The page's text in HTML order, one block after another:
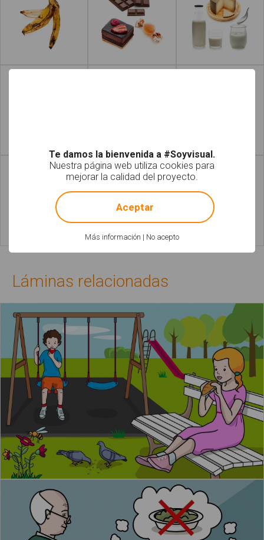
Leer más Leer más
Leer más Leer más
Láminas relacionadas
Te damos la bienvenida a #Soyvisual.
Nuestra página web utiliza cookies para
mejorar la calidad del proyecto.
Más información | No acepto
! Not valid!
Aceptar